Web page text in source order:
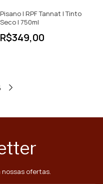
Pisano | RPF Tannat | Tinto
Seco | 750ml
R$349,00
ofertas.